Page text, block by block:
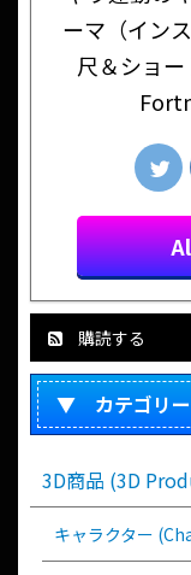
ーマ（イン
尺＆ショ
購読する
▼ カテゴリ
3D商品 (3D
キャラクター